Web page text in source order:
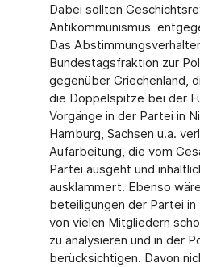
Dabei sollten
Antikommunismus
Das
Bundestagsfraktion zur
gegenüber Griechenland,
die Doppelspitze bei der
Vorgänge in der Partei in
Hamburg, Sachsen u.a.
Aufarbeitung, die vom
Partei ausgeht und
ausklammert. Ebenso
beteiligungen der Partei in
von vielen Mitgliedern
zu analysieren und in der
berücksichtigen. Davon